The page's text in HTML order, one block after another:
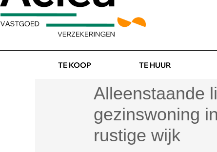
TE KOOP TE HUUR
Alleenstaande
gezinswoning
rustige wijk